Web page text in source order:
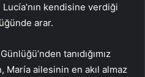
kendisine verdiği
arar.
tanıdığımız
María ailesinin en akıl almaz